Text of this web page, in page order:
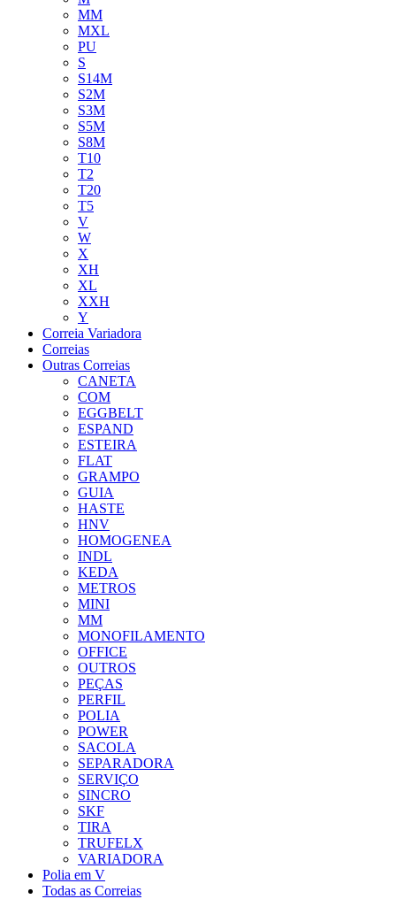
MM
MXL
PU
S
S14M
S2M
S3M
S5M
S8M
T10
T2
T20
T5
V
W
X
XH
XL
XXH
Y
Correia Variadora
Correias
Outras Correias
CANETA
COM
EGGBELT
ESPAND
ESTEIRA
FLAT
GRAMPO
GUIA
HASTE
HNV
HOMOGENEA
INDL
KEDA
METROS
MINI
MM
MONOFILAMENTO
OFFICE
OUTROS
PEÇAS
PERFIL
POLIA
POWER
SACOLA
SEPARADORA
SERVIÇO
SINCRO
SKF
TIRA
TRUFELX
VARIADORA
Polia em V
Todas as Correias